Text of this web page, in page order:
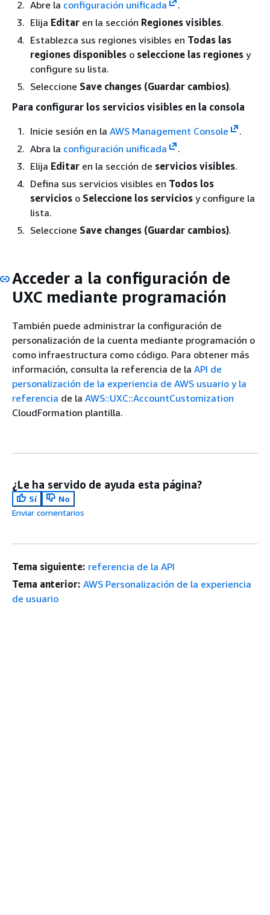
Abre la configuración unificada
.
Elija Editar en la sección Regiones visibles.
Establezca sus regiones visibles en Todas las
regiones disponibles o seleccione las regiones y
configure su lista.
Seleccione Save changes (Guardar cambios).
Para configurar los servicios visibles en la consola
Inicie sesión en la AWS Management Console
.
Abra la configuración unificada
.
Elija Editar en la sección de servicios visibles.
Defina sus servicios visibles en Todos los
servicios o Seleccione los servicios y configure la
lista.
Seleccione Save changes (Guardar cambios).
Acceder a la configuración de
UXC mediante programación
También puede administrar la configuración de
personalización de la cuenta mediante programación o
como infraestructura como código. Para obtener más
información, consulta la referencia de la API de
personalización de la experiencia de AWS usuario y la
referencia de la AWS::UXC::AccountCustomization
CloudFormation plantilla.
¿Le ha servido de ayuda esta página?
Sí
No
Enviar comentarios
Tema siguiente: referencia de la API
Tema anterior: AWS Personalización de la experiencia
de usuario